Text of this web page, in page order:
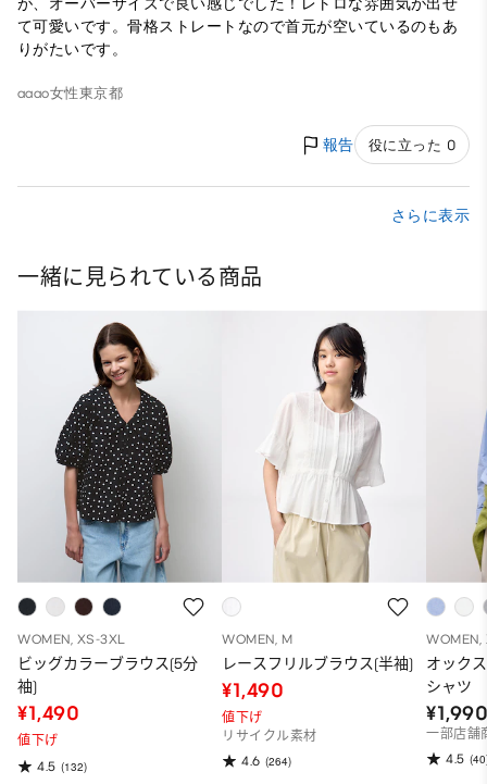
が、オーバーサイズで良い感じでした！レトロな雰囲気が出せ
て可愛いです。骨格ストレートなので首元が空いているのもあ
りがたいです。
aaao女性東京都
報告 役に立った 0
さらに表示
一緒に見られている商品
WOMEN, XS-3XL
ビッグカラーブラウス(5分
袖)
¥1,490
値下げ
4.5 (132)
WOMEN, M
レースフリルブラウス(半袖)
¥1,490
値下げ
リサイクル素材
4.6 (264)
WOMEN,
オック
シャツ
一部店舗
4.5